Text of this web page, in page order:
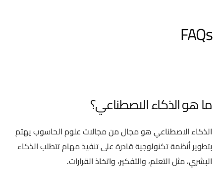
FAQs
ما هو الذكاء الاصطناعي؟
الذكاء الاصطناعي هو مجال من مجالات علوم الحاسوب يهتم
بتطوير أنظمة تكنولوجية قادرة على تنفيذ مهام تتطلب الذكاء
البشري، مثل التعلم، والتفكير، واتخاذ القرارات.